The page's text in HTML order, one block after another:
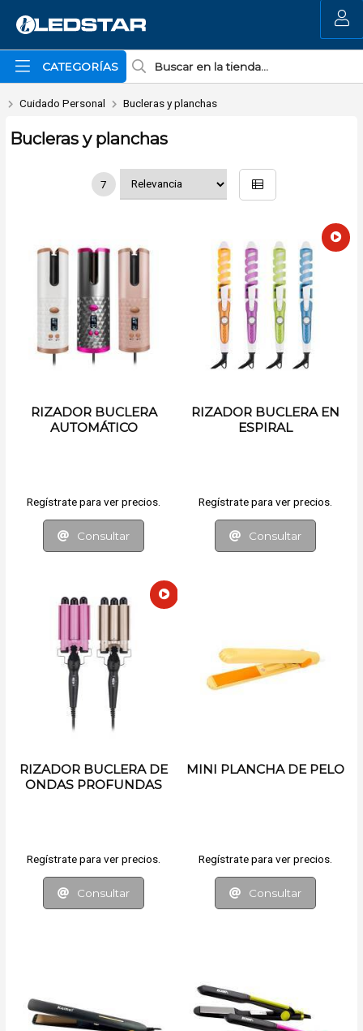
CATEGORÍAS
MI COMPRA
Cuidado Personal Bucleras y planchas
Bucleras y planchas
7
RIZADOR BUCLERA
AUTOMÁTICO
Regístrate para ver precios.
Consultar
RIZADOR BUCLERA EN
ESPIRAL
Regístrate para ver precios.
Consultar
RIZADOR BUCLERA DE
ONDAS PROFUNDAS
Regístrate para ver precios.
Consultar
MINI PLANCHA DE PELO
Regístrate para ver precios.
Consultar